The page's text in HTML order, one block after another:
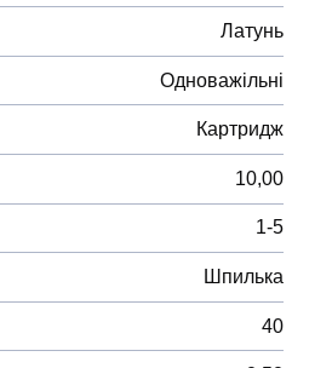
Латунь
Одноважільні
Картридж
10,00
1-5
Шпилька
40